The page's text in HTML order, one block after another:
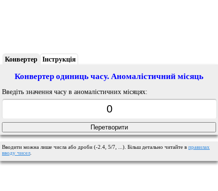
Конвертер Інструкція
Конвертер одиниць часу. Аномалістичний місяць
Введіть значення часу в аномалістичних місяцях:
Вводити можна лише числа або дроби (-2.4, 5/7, ...). Більш детально читайте в правилах
вводу чисел